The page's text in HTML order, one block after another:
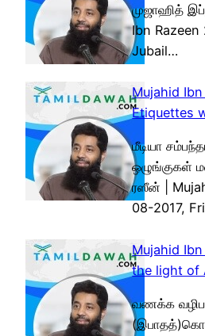
முஜாஹித்
Ibn
Jubail…
Mujahid
Etiquettes
மீடியா
ஒழுங்குகள்
ரஸீன் |
08-2017,
Mujahid
the light of
வணக்க